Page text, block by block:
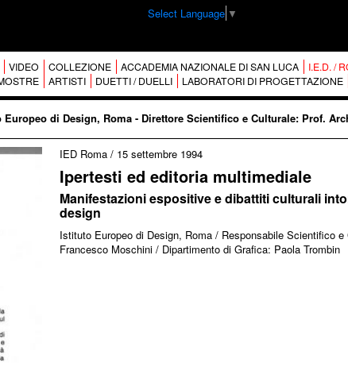
Select Language ▼
VIDEO COLLEZIONE ACCADEMIA NAZIONALE DI SAN LUCA I.E.D. /
ARTISTI DUETTI / DUELLI LABORATORI DI PROGETTAZIONE
di Design, Roma - Direttore Scientifico e Culturale: Prof.
IED Roma / 15 settembre 1994
Ipertesti ed editoria multimediale
Manifestazioni espositive e dibattiti culturali
design
Istituto Europeo di Design, Roma / Responsabile Scientifico e
Francesco Moschini / Dipartimento di Grafica: Paola Trombin